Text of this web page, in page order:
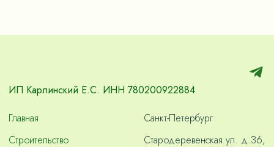
ИП Карлинский Е.С. ИНН 780200922884
Главная
Строительство
Санкт-Петербург
Стародеревенская ул. д.36,